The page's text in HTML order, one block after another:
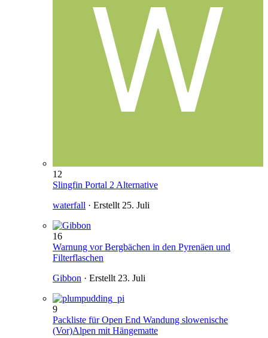
12
Slingfin Portal 2 Alternative
waterfall · Erstellt 25. Juli
16
Warnung vor Bergbächen in den Pyrenäen und
Filterflaschen
Gibbon · Erstellt 23. Juli
9
Packliste für Open End Wandung slowenische
(Vor)Alpen mit Hängematte